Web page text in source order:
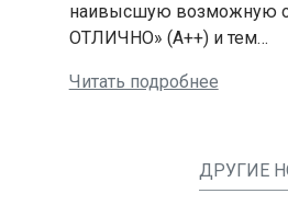
наивысшую возможную
ОТЛИЧНО» (A++) и тем…
Читать подробнее
ДРУГИЕ